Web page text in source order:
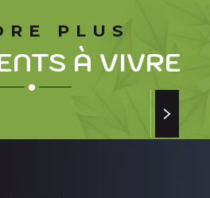
PLUS
À VIVRE